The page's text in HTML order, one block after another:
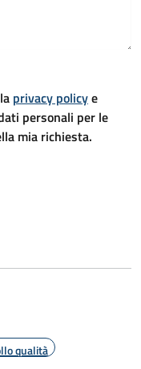
privacy policye
personali per le
mia richiesta.
qualità